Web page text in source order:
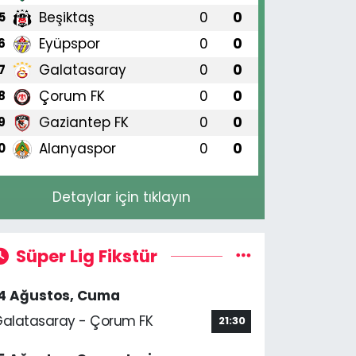
Beşiktaş 0 0
Eyüpspor 0 0
Galatasaray 0 0
Çorum FK 0 0
Gaziantep FK 0 0
Alanyaspor 0 0
Detaylar için tıklayın
Süper Lig Fikstür
Ağustos, Cuma
- Çorum FK
21:30